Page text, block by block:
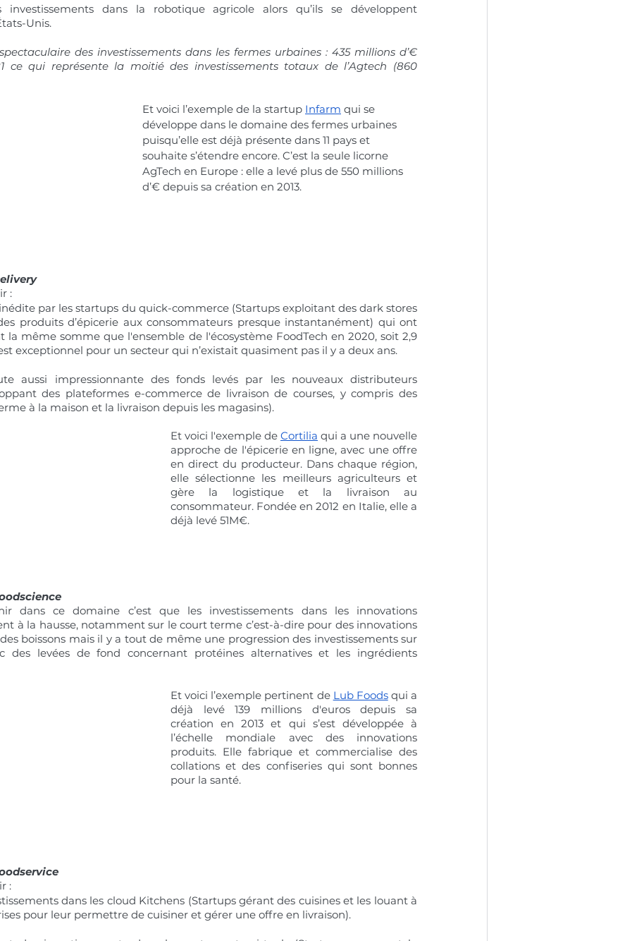
investissements dans la robotique agricole alors qu’ils se développent
Unis.
des investissements dans les fermes urbaines : 435 millions d’€
ce qui représente la moitié des investissements totaux de l’Agtech (860
Et voici l’exemple de la startup Infarm qui se
développe dans le domaine des fermes urbaines
puisqu’elle est déjà présente dans 11 pays et
souhaite s’étendre encore. C’est la seule licorne
AgTech en Europe : elle a levé plus de 550 millions
d’€ depuis sa création en 2013.
:
par les startups du quick-commerce (Startups exploitant des dark stores
produits d’épicerie aux consommateurs presque instantanément) qui ont
la même somme que l'ensemble de l'écosystème FoodTech en 2020, soit 2,9
exceptionnel pour un secteur qui n’existait quasiment pas il y a deux ans.
aussi impressionnante des fonds levés par les nouveaux distributeurs
des plateformes e-commerce de livraison de courses, y compris des
à la maison et la livraison depuis les magasins).
Et voici l'exemple de Cortilia qui a une nouvelle
approche de l'épicerie en ligne, avec une offre
en direct du producteur. Dans chaque région,
elle sélectionne les meilleurs agriculteurs et
gère la logistique et la livraison au
consommateur. Fondée en 2012 en Italie, elle a
déjà levé 51M€.
dans ce domaine c’est que les investissements dans les innovations
à la hausse, notamment sur le court terme c’est-à-dire pour des innovations
boissons mais il y a tout de même une progression des investissements sur
des levées de fond concernant protéines alternatives et les ingrédients
Et voici l’exemple pertinent de Lub Foods qui a
déjà levé 139 millions d'euros depuis sa
création en 2013 et qui s’est développée à
l’échelle mondiale avec des innovations
produits. Elle fabrique et commercialise des
collations et des confiseries qui sont bonnes
pour la santé.
:
dans les cloud Kitchens (Startups gérant des cuisines et les louant à
pour leur permettre de cuisiner et gérer une offre en livraison).